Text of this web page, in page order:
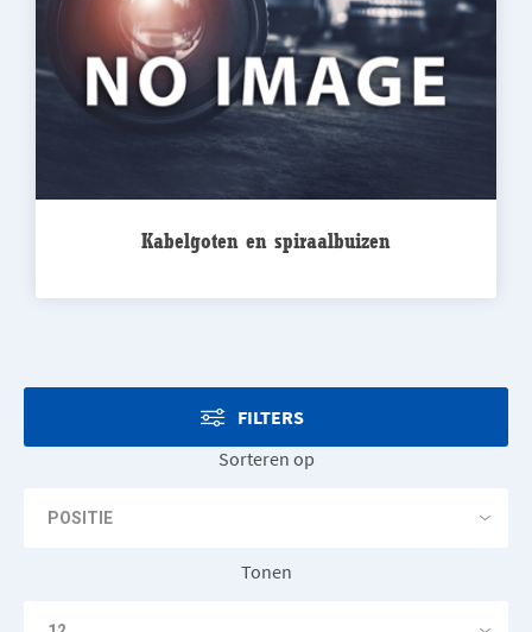
Kabelgoten en spiraalbuizen
FILTERS
Sorteren op
Tonen